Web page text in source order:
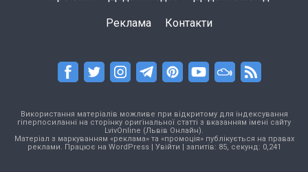
Реклама Контакти
Використання матеріалів можливе при відкритому для індексування
гіперпосиланні на сторінку оригінальної статті з вказанням імені сайту
LvivOnline (Львів Онлайн).
Матеріал з маркуванням «реклама» та «промоція» публікується на правах
реклами. Працює на WordPress| Увійти | запитів: 85, секунд: 0,241